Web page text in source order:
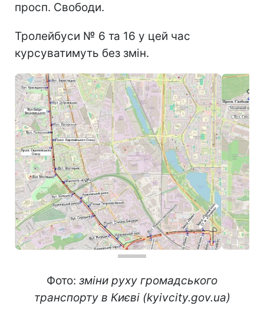
просп. Свободи.
Тролейбуси № 6 та 16 у цей час
курсуватимуть без змін.
Фото: зміни руху громадського
транспорту в Києві (kyivcity.gov.ua)